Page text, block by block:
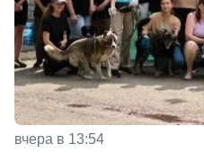
вчера в 13:54